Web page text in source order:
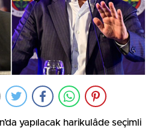
yapılacak harikulâde seçimli